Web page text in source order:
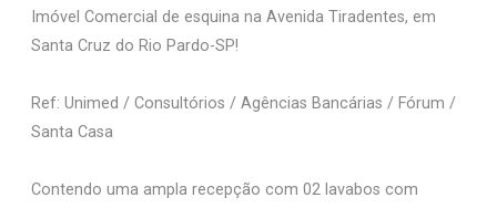
Imóvel Comercial de esquina na Avenida Tiradentes, em
Santa Cruz do Rio Pardo-SP!
Ref: Unimed / Consultórios / Agências Bancárias / Fórum /
Santa Casa
Contendo uma ampla recepção com 02 lavabos com